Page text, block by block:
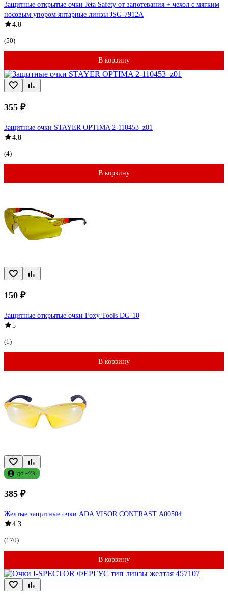
Защитные открытые очки Jeta Safety от запотевания + чехол с мягким
носовым упором янтарные линзы JSG-7912A
4.8
(50)
В корзину
355 ₽
Защитные очки STAYER OPTIMA 2-110453_z01
4.8
(4)
В корзину
150 ₽
Защитные открытые очки Foxy Tools DG-10
5
(1)
В корзину
до -4%
385 ₽
Желтые защитные очки ADA VISOR CONTRAST А00504
4.3
(170)
В корзину